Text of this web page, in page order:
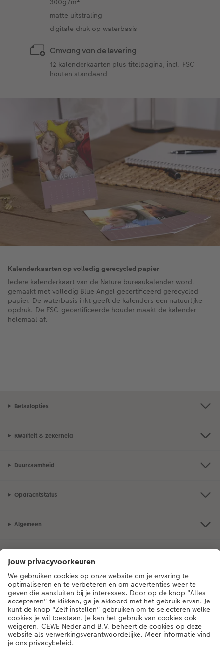
300g/m²
matte uitstraling
digitale druk op waterbasis
Omvang van de levering
12 kalenderkaarten plus titelpagina, incl. FSC
houten standaard
Kalenderkaarten op volledig gerecycled papier
Iedere kalenderkaart van de Nature bureaukalender wordt
gemaakt met volledig Blue Angel gecertificeerd gerecycled
papier. De waterbasis inkt geeft de kalenders een natuurlijke
opdruk. De FSC-gecertificeerde houder maakt de kalender
helemaal af.
Betaalopties
Kwaliteit & zekerheid
Duurzaamheid
Opdrachtstatus
Algemeen
Als je een vraag hebt over een product of bestelling, bel ons dan gerust:
0318 264 005[ma - vr 9:00 tot 20:00 u | za 9:00 tot 17:00 u | zo 12:00 tot
16:00 u]
NL|BE